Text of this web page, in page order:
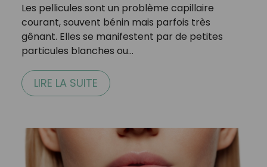
Les pellicules sont un problème capillaire
courant, souvent bénin mais parfois très
gênant. Elles se manifestent par de petites
particules blanches ou…
LIRE LA SUITE